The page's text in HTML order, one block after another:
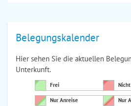
Belegungskalender
Hier sehen Sie die aktuellen
Unterkunft.
Frei
Nur Anreise Nur